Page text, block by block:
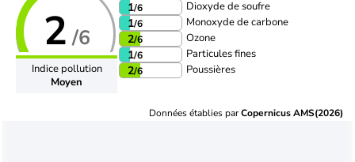
2 /6
Indice pollution
Moyen
1/6 Dioxyde de soufre
1/6 Monoxyde de carbone
2/6 Ozone
1/6 Particules fines
2/6 Poussières
Données établies parCopernicus AMS(2026)